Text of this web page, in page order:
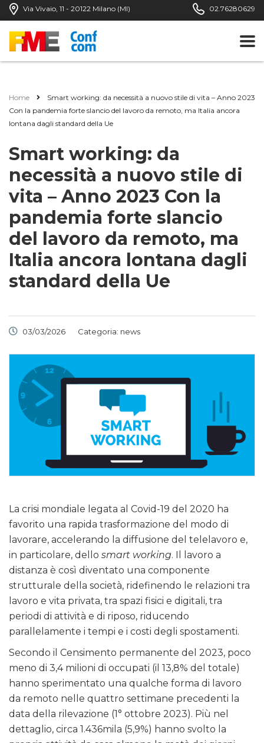
Via Vivaio, 11 - 20122 Milano (MI) 02.76280629
Home
Smart working: da necessità a nuovo stile di vita – Anno 2023
Con la pandemia forte slancio del lavoro da remoto, ma Italia ancora
lontana dagli standard della Ue
Smart working: da
necessità a nuovo stile di
vita – Anno 2023 Con la
pandemia forte slancio
del lavoro da remoto, ma
Italia ancora lontana dagli
standard della Ue
03/03/2026 Categoria: news
La crisi mondiale legata al Covid-19 del 2020 ha
favorito una rapida trasformazione del modo di
lavorare, accelerando la diffusione del telelavoro e,
in particolare, dello smart working. Il lavoro a
distanza è così diventato una componente
strutturale della società, ridefinendo le relazioni tra
lavoro e vita privata, tra spazi fisici e digitali, tra
periodi di attività e di riposo, riducendo
parallelamente i tempi e i costi degli spostamenti.
Secondo il Censimento permanente del 2023, poco
meno di 3,4 milioni di occupati (il 13,8% del totale)
hanno sperimentato una qualche forma di lavoro
da remoto nelle quattro settimane precedenti la
data della rilevazione (1° ottobre 2023). Più nel
dettaglio, circa 1.436mila (5,9%) hanno svolto la